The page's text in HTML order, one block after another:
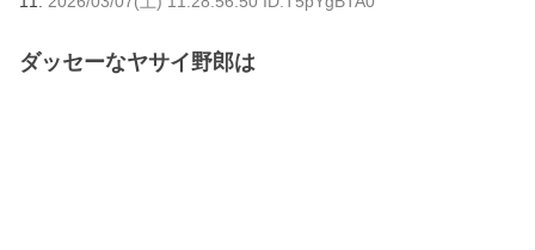
ダッセーなヤサイ野郎は